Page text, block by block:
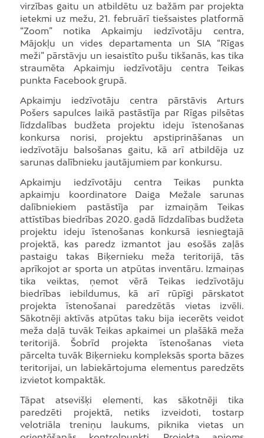
virzības gaitu un atbildētu uz bažām par projekta
ietekmi uz mežu, 21. februārī tiešsaistes platformā
“Zoom” notika Apkaimju iedzīvotāju centra,
Mājokļu un vides departamenta un SIA “Rīgas
meži” pārstāvju un iesaistīto pušu tikšanās, kas tika
straumēta Apkaimju iedzīvotāju centra Teikas
punkta Facebook grupā.
Apkaimju iedzīvotāju centra pārstāvis Arturs
Pošers sapulces laikā pastāstīja par Rīgas pilsētas
līdzdalības budžeta projektu ideju īstenošanas
konkursa norisi, projektu apstiprināšanas un
iedzīvotāju balsošanas gaitu, kā arī atbildēja uz
sarunas dalībnieku jautājumiem par konkursu.
Apkaimju iedzīvotāju centra Teikas punkta
apkaimju koordinatore Daiga Mežale sarunas
dalībniekiem pastāstīja par izmaiņām Teikas
attīstības biedrības 2020. gadā līdzdalības budžeta
projektu ideju īstenošanas konkursā iesniegtajā
projektā, kas paredz izmantot jau esošās zaļās
pastaigu takas Biķernieku meža teritorijā, tās
aprīkojot ar sporta un atpūtas inventāru. Izmaiņas
tika veiktas, ņemot vērā Teikas iedzīvotāju
biedrības iebildumus, kā arī rūpīgi pārskatot
projekta īstenošanai paredzētās vietas izvēli.
Sākotnēji aktīvās atpūtas taku bija iecerēts veidot
meža daļā tuvāk Teikas apkaimei un plašākā meža
teritorijā. Šobrīd projekta īstenošanas vieta
pārcelta tuvāk Biķernieku kompleksās sporta bāzes
teritorijai, un labiekārtojuma elementus paredzēts
izvietot kompaktāk.
Tāpat atsevišķi elementi, kas sākotnēji tika
paredzēti projektā, netiks izveidoti, tostarp
velotriāla treniņu laukums, piknika vietas un